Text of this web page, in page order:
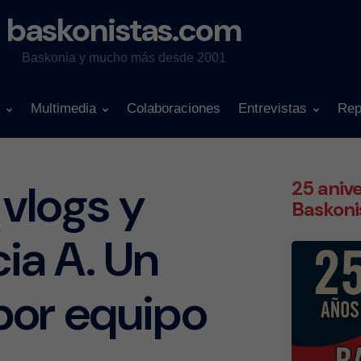
baskonistas.com
Baskonia y mucho más desde 2001
Multimedia Colaboraciones Entrevistas
y
A. Un
equipo
25